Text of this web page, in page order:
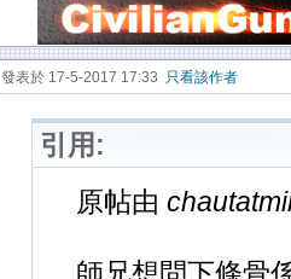
發表於 17-5-2017 17:33 只看該作者
引用:
原帖由